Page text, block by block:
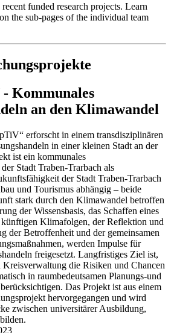
funded research projects. Learn
the sub-pages of the individual team
Kommunales
an den Klimawandel
erforscht in einem transdisziplinären
in einer kleinen Stadt an der
ist ein kommunales
Stadt Traben-Trarbach als
der Stadt Traben-Trarbach
und Tourismus abhängig – beide
stark durch den Klimawandel betroffen
der Wissensbasis, das Schaffen eines
künftigen Klimafolgen, der Reflektion und
der Betroffenheit und der gemeinsamen
werden Impulse für
freigesetzt. Langfristiges Ziel ist,
die Risiken und Chancen
in raumbedeutsamen Planungs-und
Das Projekt ist aus einem
hervorgegangen und wird
zwischen universitärer Ausbildung,